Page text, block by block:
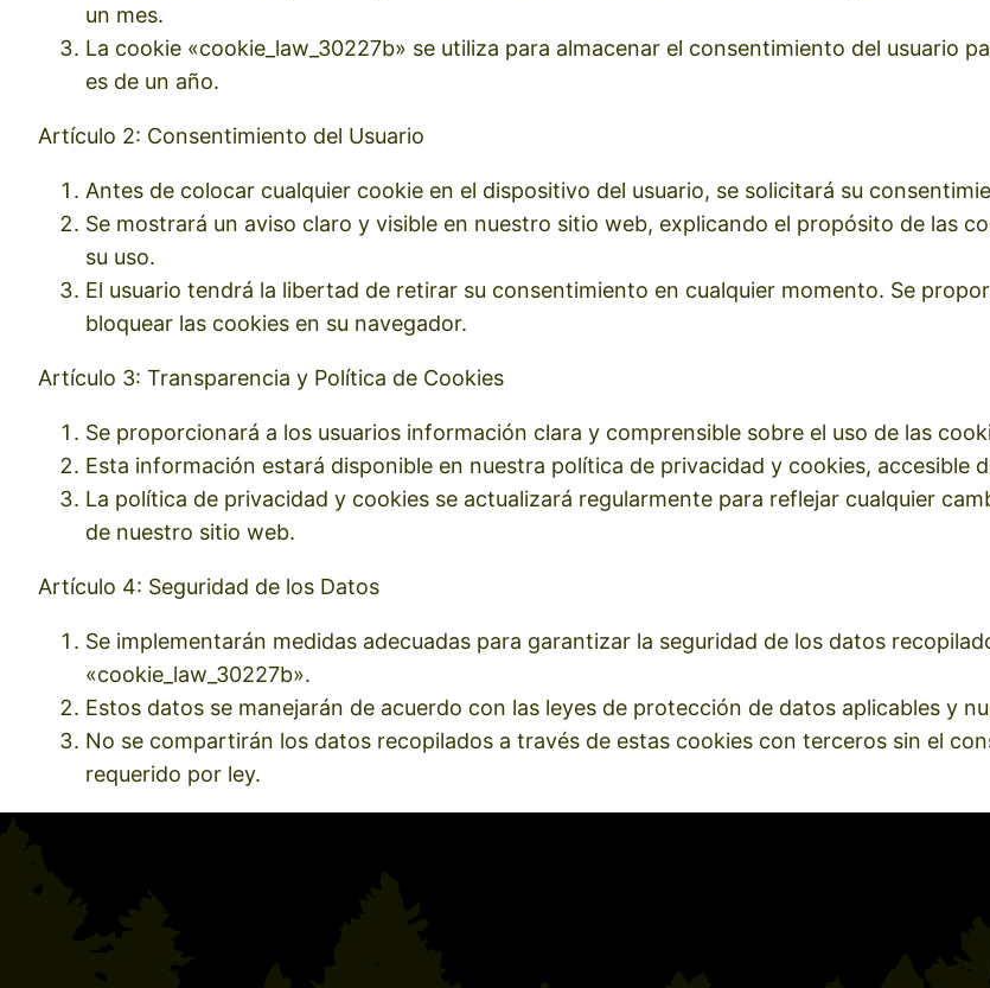
un mes.
La cookie «cookie_law_30227b» se utiliza para almacenar el consentimiento del usuario
es de un año.
Artículo 2: Consentimiento del Usuario
Antes de colocar cualquier cookie en el dispositivo del usuario, se solicitará su
Se mostrará un aviso claro y visible en nuestro sitio web, explicando el propósito de las
su uso.
El usuario tendrá la libertad de retirar su consentimiento en cualquier momento. Se
bloquear las cookies en su navegador.
Artículo 3: Transparencia y Política de Cookies
Se proporcionará a los usuarios información clara y comprensible sobre el uso de las
Esta información estará disponible en nuestra política de privacidad y cookies, accesible
La política de privacidad y cookies se actualizará regularmente para reflejar cualquier
de nuestro sitio web.
Artículo 4: Seguridad de los Datos
Se implementarán medidas adecuadas para garantizar la seguridad de los datos
«cookie_law_30227b».
Estos datos se manejarán de acuerdo con las leyes de protección de datos aplicables y
No se compartirán los datos recopilados a través de estas cookies con terceros sin el
requerido por ley.